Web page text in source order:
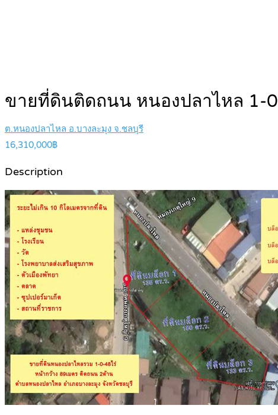
ขายที่ดินติดถนน หนองปลาไหล 1-
ต.หนองปลาไหล อ.บางละมุง จ.ชลบุรี
16,310,000฿
Description